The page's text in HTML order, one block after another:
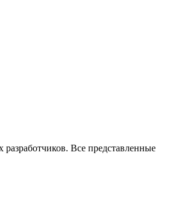
Все представленные